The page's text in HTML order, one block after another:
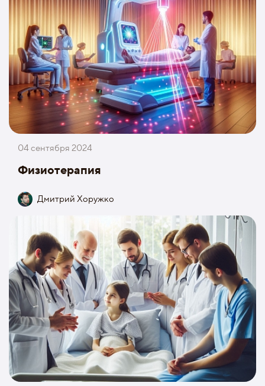
04 сентября 2024
Физиотерапия
Дмитрий Хоружко